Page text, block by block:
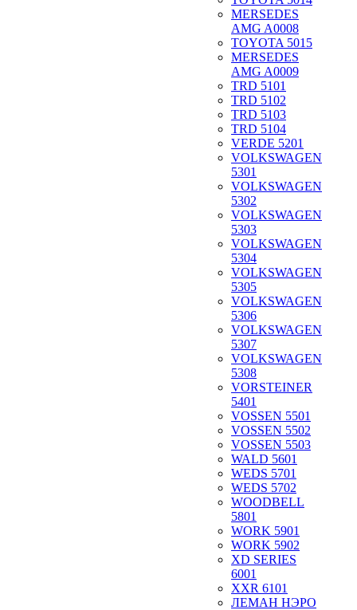
MERSEDES
AMG A0008
TOYOTA 5015
MERSEDES
AMG A0009
TRD 5101
TRD 5102
TRD 5103
TRD 5104
VERDE 5201
VOLKSWAGEN
5301
VOLKSWAGEN
5302
VOLKSWAGEN
5303
VOLKSWAGEN
5304
VOLKSWAGEN
5305
VOLKSWAGEN
5306
VOLKSWAGEN
5307
VOLKSWAGEN
5308
VORSTEINER
5401
VOSSEN 5501
VOSSEN 5502
VOSSEN 5503
WALD 5601
WEDS 5701
WEDS 5702
WOODBELL
5801
WORK 5901
WORK 5902
XD SERIES
6001
XXR 6101
ЛЕМАН НЭРО